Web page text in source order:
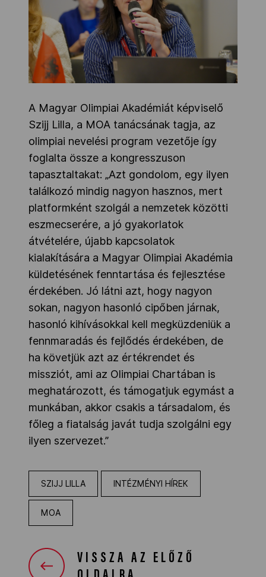
A Magyar Olimpiai Akadémiát képviselő
Szijj Lilla, a MOA tanácsának tagja, az
olimpiai nevelési program vezetője így
foglalta össze a kongresszuson
tapasztaltakat: „Azt gondolom, egy ilyen
találkozó mindig nagyon hasznos, mert
platformként szolgál a nemzetek közötti
eszmecserére, a jó gyakorlatok
átvételére, újabb kapcsolatok
kialakítására a Magyar Olimpiai Akadémia
küldetésének fenntartása és fejlesztése
érdekében. Jó látni azt, hogy nagyon
sokan, nagyon hasonló cipőben járnak,
hasonló kihívásokkal kell megküzdeniük a
fennmaradás és fejlődés érdekében, de
ha követjük azt az értékrendet és
missziót, ami az Olimpiai Chartában is
meghatározott, és támogatjuk egymást a
munkában, akkor csakis a társadalom, és
főleg a fiatalság javát tudja szolgálni egy
ilyen szervezet.”
SZIJJ LILLA INTÉZMÉNYI HÍREK
MOA
VISSZA AZ ELŐZŐ